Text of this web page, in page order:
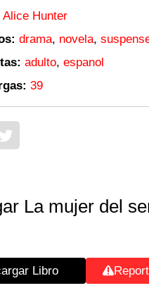
Alice Hunter
drama, novela,
adulto, espanol
39
La mujer del
Libro